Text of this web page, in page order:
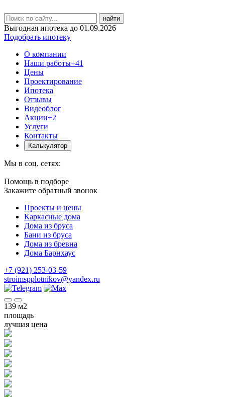
найти
Выгодная ипотека до 01.09.2026
Подобрать ипотеку
О компании
Наши работы+41
Цены
Проектирование
Ипотека
Отзывы
Видеоблог
Акции+2
Услуги
Контакты
Калькулятор
Мы в соц. сетях:
Помощь в подборе
Закажите обратный звонок
Проекты и цены
Каркасные дома
Дома из бруса
Бани из бруса
Дома из бревна
Дома Барнхаус
+7 (921) 253-03-59
stroimspplotnikov@yandex.ru
139 м2
площадь
лучшая цена